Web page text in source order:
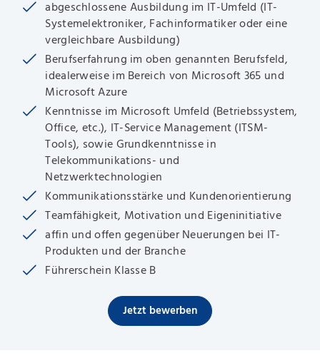
abgeschlossene Ausbildung im IT-Umfeld (IT-
Systemelektroniker, Fachinformatiker oder eine
vergleichbare Ausbildung)
Berufserfahrung im oben genannten Berufsfeld,
idealerweise im Bereich von Microsoft 365 und
Microsoft Azure
Kenntnisse im Microsoft Umfeld (Betriebssystem,
Office, etc.), IT-Service Management (ITSM-
Tools), sowie Grundkenntnisse in
Telekommunikations- und
Netzwerktechnologien
Kommunikationsstärke und Kundenorientierung
Teamfähigkeit, Motivation und Eigeninitiative
affin und offen gegenüber Neuerungen bei IT-
Produkten und der Branche
Führerschein Klasse B
Jetzt bewerben